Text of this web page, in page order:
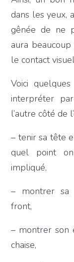
dans les yeux,
gênée de ne
aura
le contact
Voici
interpréter
l’autre côté de
– tenir sa tête
quel point
impliqué,
– montrer sa
front,
– montrer son
chaise,